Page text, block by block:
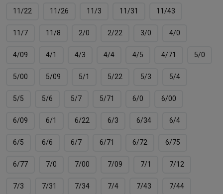
11/22 11/26 11/3 11/31 11/43
11/7 11/8 2/0 2/22 3/0 4/0
4/09 4/1 4/3 4/4 4/5 4/71 5/0
5/00 5/09 5/1 5/22 5/3 5/4
5/5 5/6 5/7 5/71 6/0 6/00
6/09 6/1 6/22 6/3 6/34 6/4
6/5 6/6 6/7 6/71 6/72 6/75
6/77 7/0 7/00 7/09 7/1 7/12
7/3 7/31 7/34 7/4 7/43 7/44